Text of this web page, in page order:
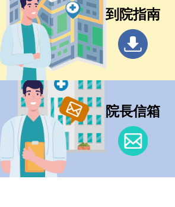
到院指南
院長信箱